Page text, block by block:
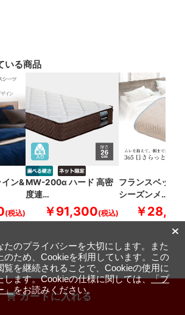
カートに入れる
いる商品
イン&MW-200α ハード 高密
度連…
￥91,300
フランスベッド
シーズンメ…
￥
4.8
たのプライバシーを大切にします。また
のため、Cookieを利用しています。この
覧を継続されることで、Cookieの使用に
します。Cookieの仕様に関しては、「プ
」をお読みください。